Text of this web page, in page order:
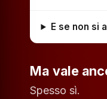
E se non si
Ma vale
Spesso sì.